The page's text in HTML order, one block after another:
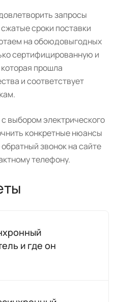
запросы
сроки поставки
на обоюдовыгодных
сертифицированную и
прошла
и соответствует
выбором электрического
конкретные нюансы
звонок на сайте
телефону.
и где он